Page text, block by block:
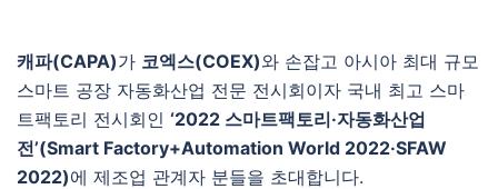
캐파(CAPA)가 코엑스(COEX)와 손잡고 아시아 최대 규모
스마트 공장 자동화산업 전문 전시회이자 국내 최고 스마
트팩토리 전시회인 ‘2022 스마트팩토리·자동화산업
전’(Smart Factory+Automation World 2022·SFAW
2022)에 제조업 관계자 분들을 초대합니다.